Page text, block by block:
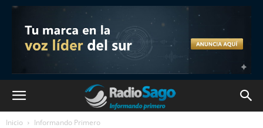
Inicio Informando Primero